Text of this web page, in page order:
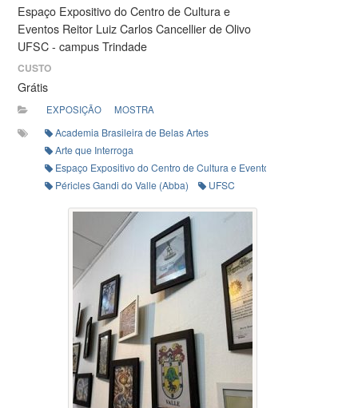
Espaço Expositivo do Centro de Cultura e
Eventos Reitor Luiz Carlos Cancellier de Olivo
UFSC - campus Trindade
CUSTO
Grátis
EXPOSIÇÃO MOSTRA
Academia Brasileira de Belas Artes
Arte que Interroga
Espaço Expositivo do Centro de Cultura e Eventos Reitor Luiz
Péricles Gandi do Valle (Abba)
UFSC